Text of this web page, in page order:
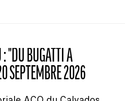
: "DU BUGATTI À
SEPTEMBRE 2026